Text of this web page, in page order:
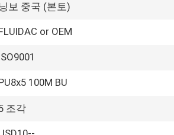
닝보 중국 (본토)
or OEM
100M BU
조각